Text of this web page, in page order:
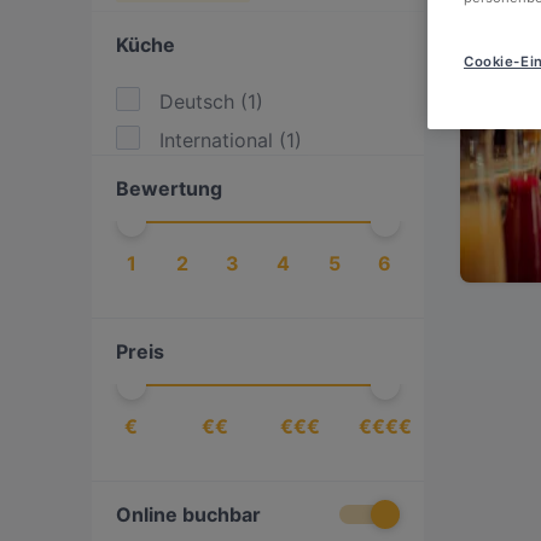
Küche
Deutsch (1)
International (1)
Bewertung
1 2 3 4 5 6
Preis
€ €€ €€€ €€€€
Online buchbar
Cookie-